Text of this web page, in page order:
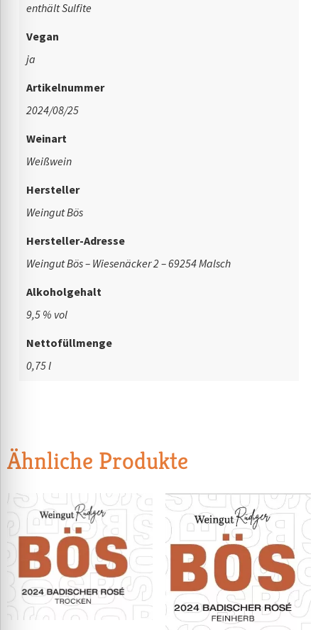
enthält Sulfite
Vegan
ja
Artikelnummer
2024/08/25
Weinart
Weißwein
Hersteller
Weingut Bös
Hersteller-Adresse
Weingut Bös – Wiesenäcker 2 – 69254 Malsch
Alkoholgehalt
9,5 % vol
Nettofüllmenge
0,75 l
Ähnliche Produkte